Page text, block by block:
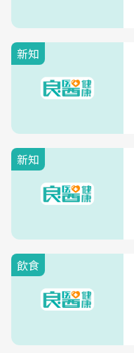
新知
新知
飲食